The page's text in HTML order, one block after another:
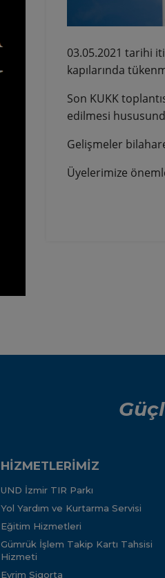
03.05.2021 tarihi
kapılarında
Son KUKK
edilmesi
Gelişmeler
Üyelerimize
HİZMETLERİMİZ
UND İzmir TIR Parkı
Yol Yardım ve Kurtarma Servisi
Eğitim Hizmetleri
Gümrük İşlem Takip Kartı Tahsisi
Hizmeti
Evrim Sigorta